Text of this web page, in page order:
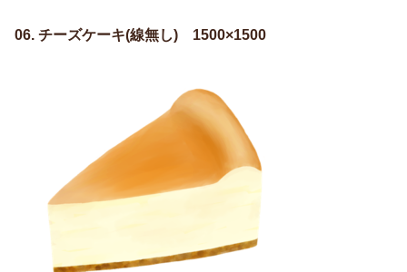
06. チーズケーキ(線無し) 1500×1500